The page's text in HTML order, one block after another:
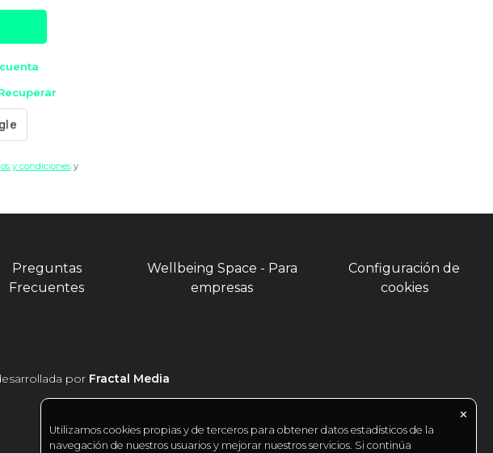
y condicionesy
Preguntas
Frecuentes
Wellbeing Space - Para
empresas
Configuración de
cookies
por Fractal Media
✕
Utilizamos cookies propias y de terceros para obtener datos estadísticos de la
navegación de nuestros usuarios y mejorar nuestros servicios. Si continúa